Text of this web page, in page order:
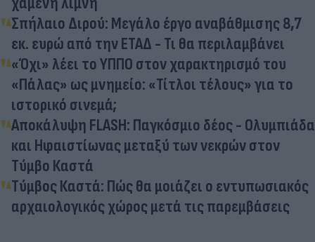
Σπήλαιο Διρού: Μεγάλο έργο αναβάθμισης 8,7
εκ. ευρώ από την ΕΤΑΔ - Τι θα περιλαμβάνει
«Όχι» λέει το ΥΠΠΟ στον χαρακτηρισμό του
«Πάλας» ως μνημείο: «Τίτλοι τέλους» για το
ιστορικό σινεμά;
Αποκάλυψη FLASH: Παγκόσμιο δέος - Ολυμπιάδα
και Ηφαιστίωνας μεταξύ των νεκρών στον
Τύμβο Καστά
Τύμβος Καστά: Πώς θα μοιάζει ο εντυπωσιακός
αρχαιολογικός χώρος μετά τις παρεμβάσεις